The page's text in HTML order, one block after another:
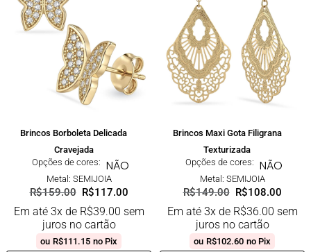
Brincos Borboleta Delicada
Cravejada
Opções de cores: NÃO
Metal: SEMIJOIA
R$159.00 R$117.00
Em até 3x de R$39.00 sem
juros no cartão
ou R$111.15 no Pix
Brincos Maxi Gota Filigrana
Texturizada
Opções de cores: NÃO
Metal: SEMIJOIA
R$149.00 R$108.00
Em até 3x de R$36.00 sem
juros no cartão
ou R$102.60 no Pix